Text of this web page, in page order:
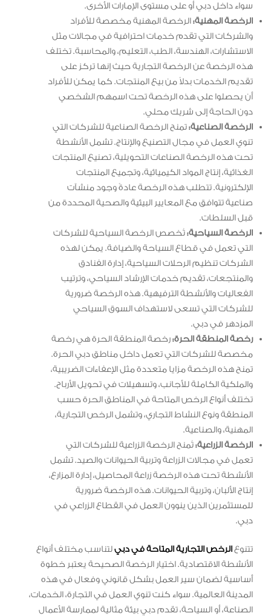
سواء داخل دبي أو على مستوى الإمارات الأخرى.
الرخصة المهنية: الرخصة المهنية مخصصة للأفراد
والشركات التي تقدم خدمات احترافية في مجالات مثل
الاستشارات، الهندسة، الطب، التعليم، والمحاسبة. تختلف
هذه الرخصة عن الرخصة التجارية حيث إنها تركز على
تقديم الخدمات بدلاً من بيع المنتجات. كما يمكن للأفراد
أن يحصلوا على هذه الرخصة تحت اسمهم الشخصي
دون الحاجة إلى شريك محلي.
الرخصة الصناعية:تمنح الرخصة الصناعية للشركات التي
تنوي العمل في مجال التصنيع والإنتاج. تشمل الأنشطة
تحت هذه الرخصة الصناعات التحويلية، تصنيع المنتجات
الغذائية، إنتاج المواد الكيميائية، وتجميع المنتجات
الإلكترونية. تتطلب هذه الرخصة عادةً وجود منشآت
صناعية تتوافق مع المعايير البيئية والصحية المحددة من
قبل السلطات.
الرخصة السياحية:تُخصص الرخصة السياحية للشركات
التي تعمل في قطاع السياحة والضيافة. يمكن لهذه
الشركات تنظيم الرحلات السياحية، إدارة الفنادق
والمنتجعات، تقديم خدمات الإرشاد السياحي، وترتيب
الفعاليات والأنشطة الترفيهية. هذه الرخصة ضرورية
للشركات التي تسعى لاستهداف السوق السياحي
المزدهر في دبي.
رخصة المنطقة الحرة:رخصة المنطقة الحرة هي رخصة
مخصصة للشركات التي تعمل داخل مناطق دبي الحرة.
تمنح هذه الرخصة مزايا متعددة مثل الإعفاءات الضريبية،
والملكية الكاملة للأجانب، وتسهيلات في تحويل الأرباح.
تختلف أنواع الرخص المتاحة في المناطق الحرة حسب
المنطقة ونوع النشاط التجاري، وتشمل الرخص التجارية،
المهنية، والصناعية.
الرخصة الزراعية:تُمنح الرخصة الزراعية للشركات التي
تعمل في مجالات الزراعة وتربية الحيوانات والصيد. تشمل
الأنشطة تحت هذه الرخصة زراعة المحاصيل، إدارة المزارع،
إنتاج الألبان، وتربية الحيوانات. هذه الرخصة ضرورية
للمستثمرين الذين ينوون العمل في القطاع الزراعي في
دبي.
تتنوعالرخص التجارية المتاحة في دبيلتناسب مختلف أنواع
الأنشطة الاقتصادية. اختيار الرخصة الصحيحة يعتبر خطوة
أساسية لضمان سير العمل بشكل قانوني وفعال في هذه
المدينة العالمية. سواء كنت تنوي العمل في التجارة، الخدمات،
الصناعة، أو السياحة، تقدم دبي بيئة مثالية لممارسة الأعمال